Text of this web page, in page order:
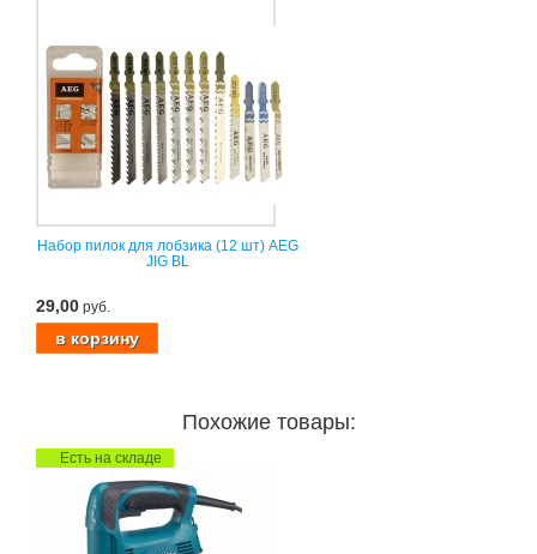
Набор пилок для лобзика (12 шт) AEG
JIG BL
29,00 руб.
Похожие товары:
Есть на складе